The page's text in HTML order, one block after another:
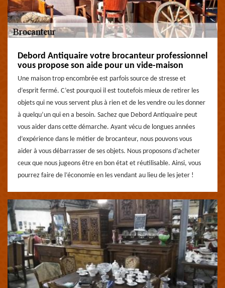
Debord Antiquaire votre brocanteur professionnel
vous propose son aide pour un vide-maison
Une maison trop encombrée est parfois source de stresse et
d’esprit fermé. C’est pourquoi il est toutefois mieux de retirer les
objets qui ne vous servent plus à rien et de les vendre ou les donner
à quelqu’un qui en a besoin. Sachez que Debord Antiquaire peut
vous aider dans cette démarche. Ayant vécu de longues années
d’expérience dans le métier de brocanteur, nous pouvons vous
aider à vous débarrasser de ses objets. Nous proposons d’acheter
ceux que nous jugeons être en bon état et réutilisable. Ainsi, vous
pourrez faire de l’économie en les vendant au lieu de les jeter !